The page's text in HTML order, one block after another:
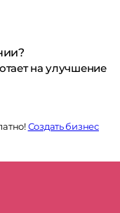
на улучшение
Создать бизнес